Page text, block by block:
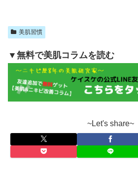
美肌習慣
▼無料で美肌コラムを読む
~Let's share~